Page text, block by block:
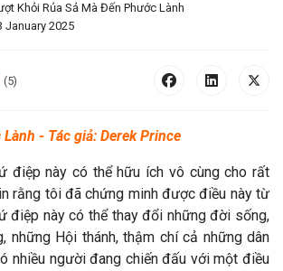
Khỏi Rủa Sả Mà Đến Phước Lành
January 2025
(5)
- Tác giả: Derek Prince
này có thể hữu ích vô cùng cho rất
rằng tôi đã chứng minh được điều này từ
điệp này có thể thay đổi những đời sống,
những Hội thánh, thậm chí cả những dân
nhiều người đang chiến đấu với một điều